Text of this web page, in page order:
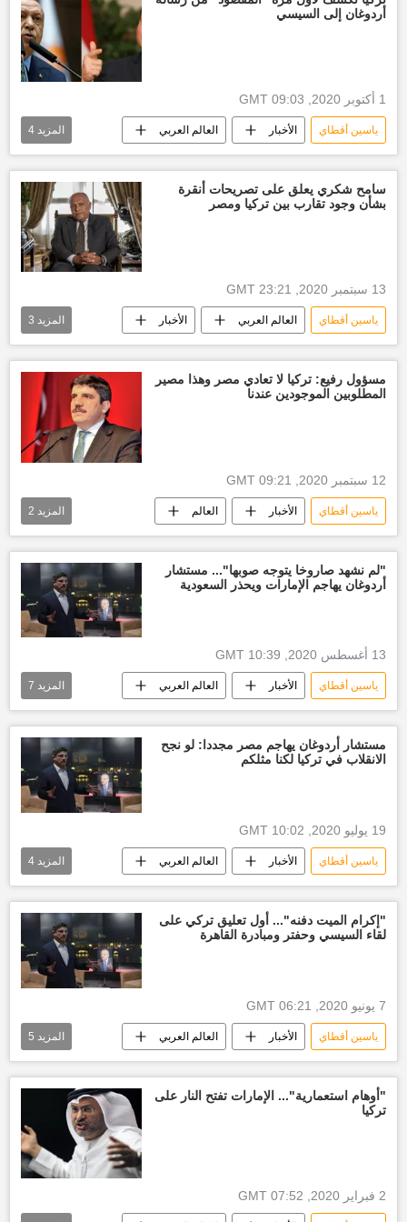
رجب طيب أردوغان
أردوغان إلى السيسي
1 أكتوبر 2020, 09:03 GMT
ياسين أقطاي الأخبار العالم العربي
العالم الرئيس عبدالفتاح السيسي
أخبار تركيا اليوم رجب طيب أردوغان
المزيد 4
سامح شكري يعلق على تصريحات أنقرة
بشأن وجود تقارب بين تركيا ومصر
13 سبتمبر 2020, 23:21 GMT
ياسين أقطاي العالم العربي الأخبار
وزير الخارجية المصري أخبار ليبيا اليوم
سامح شكري
المزيد 3
مسؤول رفيع: تركيا لا تعادي مصر وهذا مصير
المطلوبين الموجودين عندنا
12 سبتمبر 2020, 09:21 GMT
ياسين أقطاي الأخبار العالم
العالم العربي أخبار تركيا اليوم
المزيد 2
"لم نشهد صاروخا يتوجه صوبها"... مستشار
أردوغان يهاجم الإمارات ويحذر السعودية
13 أغسطس 2020, 10:39 GMT
ياسين أقطاي الأخبار العالم العربي
العالم أخبار السعودية اليوم
أخبار إيران أخبار الإمارات العربية المتحدة
أخبار تركيا اليوم أنصار الله
المزيد 7
مستشار أردوغان يهاجم مصر مجددا: لو نجح
الانقلاب في تركيا لكنا مثلكم
19 يوليو 2020, 10:02 GMT
ياسين أقطاي الأخبار العالم العربي
العالم الرئيس عبدالفتاح السيسي
أخبار تركيا اليوم رجب طيب أردوغان
المزيد 4
"إكرام الميت دفنه"... أول تعليق تركي على
لقاء السيسي وحفتر ومبادرة القاهرة
7 يونيو 2020, 06:21 GMT
ياسين أقطاي الأخبار العالم العربي
الرئيس عبدالفتاح السيسي خليفة حفتر
عقيلة صالح أخبار ليبيا اليوم
أخبار تركيا اليوم
المزيد 5
"أوهام استعمارية"... الإمارات تفتح النار على
تركيا
2 فبراير 2020, 07:52 GMT